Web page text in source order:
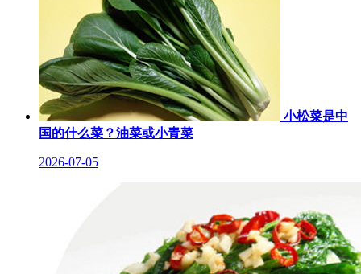
小松菜是中
国的什么菜？油菜或小青菜
2026-07-05